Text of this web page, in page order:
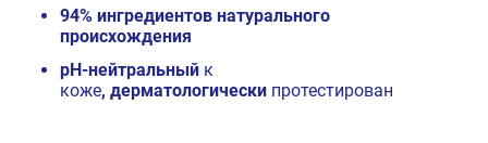
94% ингредиентов натурального
происхождения
pH-нейтральный к
коже, дерматологически протестирован